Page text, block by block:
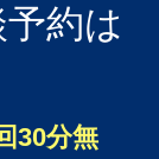
約は
30分無